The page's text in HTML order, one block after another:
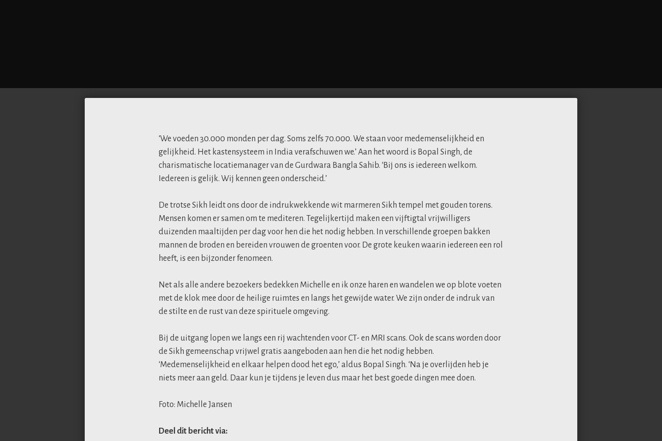
‘We voeden 30.000 monden per dag. Soms zelfs 70.000. We staan voor medemenselijkheid en
gelijkheid. Het kastensysteem in India verafschuwen we.’ Aan het woord is Bopal Singh, de
charismatische locatiemanager van de Gurdwara Bangla Sahib. ‘Bij ons is iedereen welkom.
Iedereen is gelijk. Wij kennen geen onderscheid.’
De trotse Sikh leidt ons door de indrukwekkende wit marmeren Sikh tempel met gouden torens.
Mensen komen er samen om te mediteren. Tegelijkertijd maken een vijftigtal vrijwilligers
duizenden maaltijden per dag voor hen die het nodig hebben. In verschillende groepen bakken
mannen de broden en bereiden vrouwen de groenten voor. De grote keuken waarin iedereen een rol
heeft, is een bijzonder fenomeen.
Net als alle andere bezoekers bedekken Michelle en ik onze haren en wandelen we op blote voeten
met de klok mee door de heilige ruimtes en langs het gewijde water. We zijn onder de indruk van
de stilte en de rust van deze spirituele omgeving.
Bij de uitgang lopen we langs een rij wachtenden voor CT- en MRI scans. Ook de scans worden door
de Sikh gemeenschap vrijwel gratis aangeboden aan hen die het nodig hebben.
‘Medemenselijkheid en elkaar helpen dood het ego,’ aldus Bopal Singh. ‘Na je overlijden heb je
niets meer aan geld. Daar kun je tijdens je leven dus maar het best goede dingen mee doen.
Foto: Michelle Jansen
Deel dit bericht via: